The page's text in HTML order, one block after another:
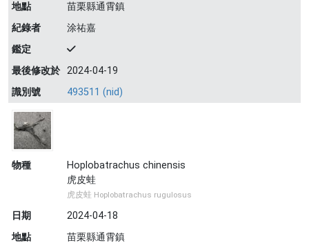
地點
苗栗縣通霄鎮
紀錄者
涂祐嘉
鑑定
最後修改於 2024-04-19
識別號
493511 (nid)
物種
Hoplobatrachus chinensis
虎皮蛙
虎皮蛙 Hoplobatrachus rugulosus
日期
2024-04-18
地點
苗栗縣通霄鎮